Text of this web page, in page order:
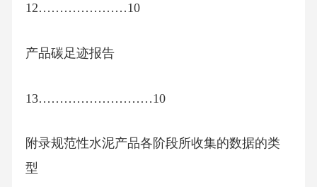
12…………………10
产品碳足迹报告
13………………………10
附录规范性水泥产品各阶段所收集的数据的类
型